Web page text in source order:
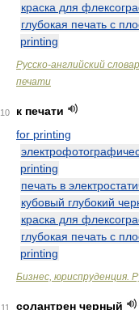
краска для
глубокая печать с
printing
Русско-английский
печати
10
к печати
for printing
printing
печать в
кубовый глубокий
краска для
глубокая печать с
printing
Бизнес, юриспруденция.
11 солантрен черный